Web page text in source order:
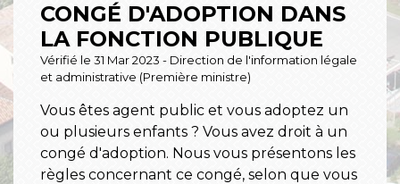
CONGÉ D'ADOPTION DANS
LA FONCTION PUBLIQUE
Vérifié le 31 Mar 2023 - Direction de l'information légale
et administrative (Première ministre)
Vous êtes agent public et vous adoptez un
ou plusieurs enfants ? Vous avez droit à un
congé d'adoption. Nous vous présentons les
règles concernant ce congé, selon que vous